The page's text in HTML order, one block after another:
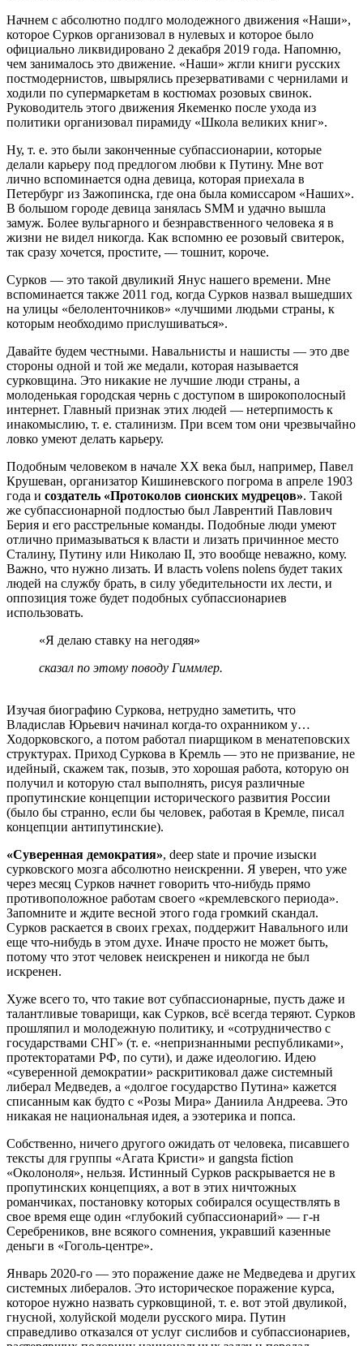
Начнем с абсолютно подлго молодежного движения «Наши»,
которое Сурков организовал в нулевых и которое было
официально ликвидировано 2 декабря 2019 года. Напомню,
чем занималось это движение. «Наши» жгли книги русских
постмодернистов, швырялись презервативами с чернилами и
ходили по супермаркетам в костюмах розовых свинок.
Руководитель этого движения Якеменко после ухода из
политики организовал пирамиду «Школа великих книг».
Ну, т. е. это были законченные субпассионарии, которые
делали карьеру под предлогом любви к Путину. Мне вот
лично вспоминается одна девица, которая приехала в
Петербург из Зажопинска, где она была комиссаром «Наших».
В большом городе девица занялась SMM и удачно вышла
замуж. Более вульгарного и безнравственного человека я в
жизни не видел никогда. Как вспомню ее розовый свитерок,
так сразу хочется, простите, — тошнит, короче.
Сурков — это такой двуликий Янус нашего времени. Мне
вспоминается также 2011 год, когда Сурков назвал вышедших
на улицы «белоленточников» «лучшими людьми страны, к
которым необходимо прислушиваться».
Давайте будем честными. Навальнисты и нашисты — это две
стороны одной и той же медали, которая называется
сурковщина. Это никакие не лучшие люди страны, а
молоденькая городская чернь с доступом в широкополосный
интернет. Главный признак этих людей — нетерпимость к
инакомыслию, т. е. сталинизм. При всем том они чрезвычайно
ловко умеют делать карьеру.
Подобным человеком в начале XX века был, например, Павел
Крушеван, организатор Кишиневского погрома в апреле 1903
года и создатель «Протоколов сионских мудрецов». Такой
же субпассионарной подлостью был Лаврентий Павлович
Берия и его расстрельные команды. Подобные люди умеют
отлично примазываться к власти и лизать причинное место
Сталину, Путину или Николаю II, это вообще неважно, кому.
Важно, что нужно лизать. И власть volens nolens будет таких
людей на службу брать, в силу убедительности их лести, и
оппозиция тоже будет подобных субпассионариев
использовать.
«Я делаю ставку на негодяя»
сказал по этому поводу Гиммлер.
Изучая биографию Суркова, нетрудно заметить, что
Владислав Юрьевич начинал когда-то охранником у…
Ходорковского, а потом работал пиарщиком в менатеповских
структурах. Приход Суркова в Кремль — это не призвание, не
идейный, скажем так, позыв, это хорошая работа, которую он
получил и которую стал выполнять, рисуя различные
пропутинские концепции исторического развития России
(было бы странно, если бы человек, работая в Кремле, писал
концепции антипутинские).
«Суверенная демократия», deep state и прочие изыски
сурковского мозга абсолютно неискренни. Я уверен, что уже
через месяц Сурков начнет говорить что-нибудь прямо
противоположное работам своего «кремлевского периода».
Запомните и ждите весной этого года громкий скандал.
Сурков раскается в своих грехах, поддержит Навального или
еще что-нибудь в этом духе. Иначе просто не может быть,
потому что этот человек неискренен и никогда не был
искренен.
Хуже всего то, что такие вот субпассионарные, пусть даже и
талантливые товарищи, как Сурков, всё всегда теряют. Сурков
прошляпил и молодежную политику, и «сотрудничество с
государствами СНГ» (т. е. «непризнанными республиками»,
протекторатами РФ, по сути), и даже идеологию. Идею
«суверенной демократии» раскритиковал даже системный
либерал Медведев, а «долгое государство Путина» кажется
списанным как будто с «Розы Мира» Даниила Андреева. Это
никакая не национальная идея, а эзотерика и попса.
Собственно, ничего другого ожидать от человека, писавшего
тексты для группы «Агата Кристи» и gangsta fiction
«Околоноля», нельзя. Истинный Сурков раскрывается не в
пропутинских концепциях, а вот в этих ничтожных
романчиках, постановку которых собирался осуществлять в
свое время еще один «глубокий субпассионарий» — г-н
Серебреников, вне всякого сомнения, укравший казенные
деньги в «Гоголь-центре».
Январь 2020-го — это поражение даже не Медведева и других
системных либералов. Это историческое поражение курса,
которое нужно назвать сурковщиной, т. е. вот этой двуликой,
гнусной, холуйской модели русского мира. Путин
справедливо отказался от услуг сислибов и субпассионариев,